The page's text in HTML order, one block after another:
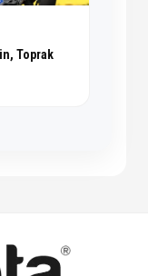
Toprak